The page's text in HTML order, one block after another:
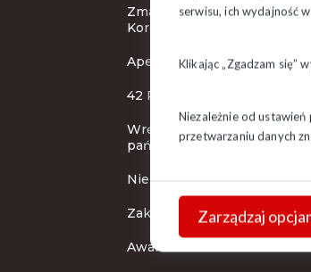
serwisu, ich wydajność
Klikając „Zgadzam się”
Niezależnie od
przetwarzaniu danych
Zarządzaj
Zmarła Stanisława
Korolkiewicz
Apel o pomoc
42 Pielgrzymka Ludzi Pracy
Wręczenie odznaczeń
państwowych
Nie żyje Jacek Rybicki
Zakończenie peregrynacji
Awaria telefonów!